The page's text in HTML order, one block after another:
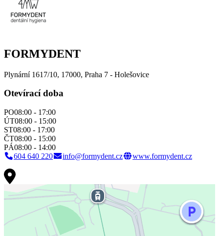
FORMYDENT
Plynární 1617/10, 17000, Praha 7 - Holešovice
Otevírací doba
PO08:00 - 17:00
ÚT08:00 - 15:00
ST08:00 - 17:00
ČT08:00 - 15:00
PÁ08:00 - 14:00
604 640 220
info@formydent.cz www.formydent.cz